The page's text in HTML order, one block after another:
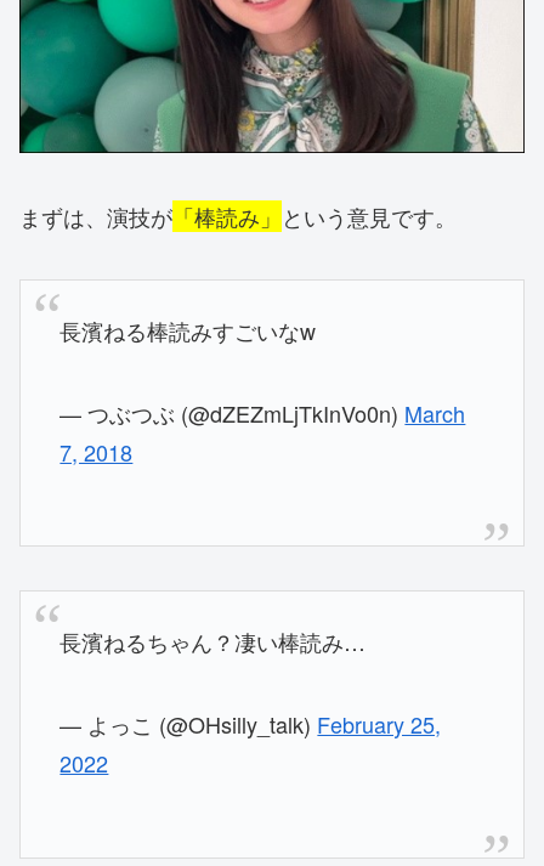
まずは、演技が 「棒読み」 という意見です。
長濱ねる棒読みすごいなw
— つぶつぶ (@dZEZmLjTkInVo0n) March
7, 2018
長濱ねるちゃん？凄い棒読み…
— よっこ (@OHsilly_talk) February 25,
2022